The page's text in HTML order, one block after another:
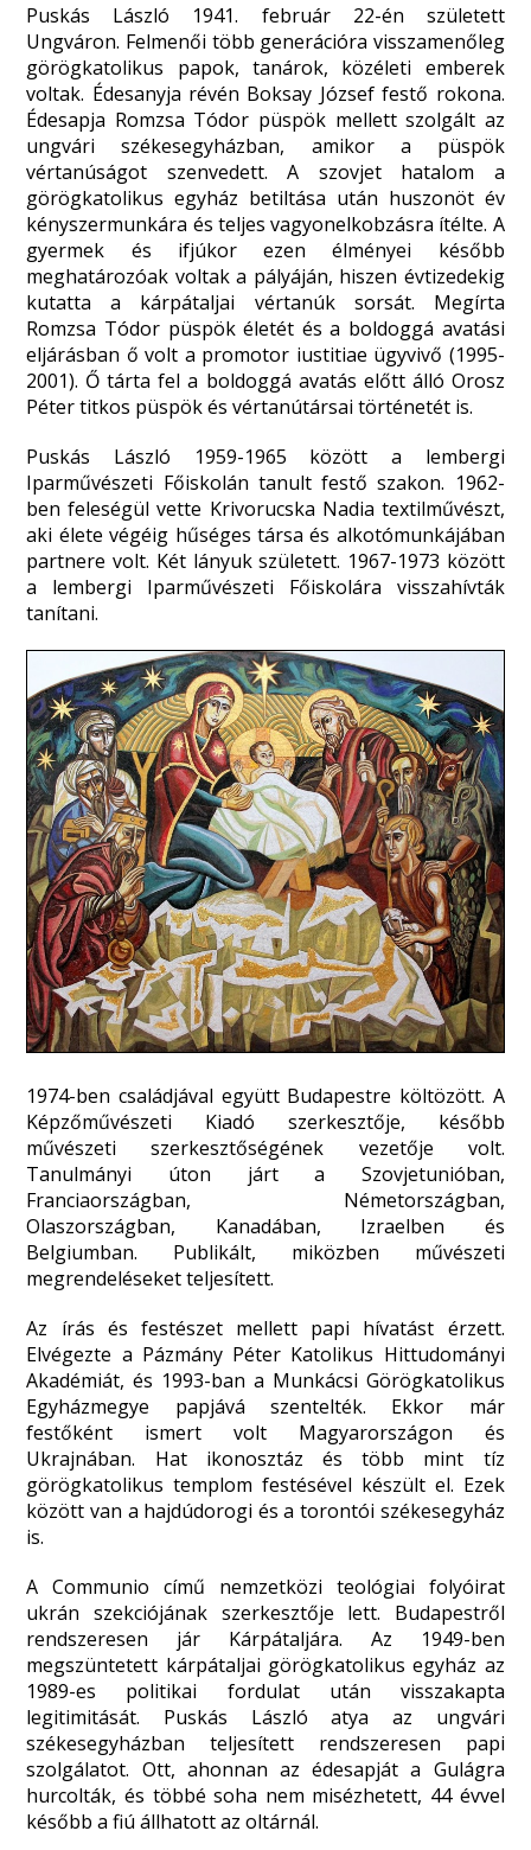
Puskás László 1941. február 22-én született
Ungváron. Felmenői több generációra visszamenőleg
görögkatolikus papok, tanárok, közéleti emberek
voltak. Édesanyja révén Boksay József festő rokona.
Édesapja Romzsa Tódor püspök mellett szolgált az
ungvári székesegyházban, amikor a püspök
vértanúságot szenvedett. A szovjet hatalom a
görögkatolikus egyház betiltása után huszonöt év
kényszermunkára és teljes vagyonelkobzásra ítélte. A
gyermek és ifjúkor ezen élményei később
meghatározóak voltak a pályáján, hiszen évtizedekig
kutatta a kárpátaljai vértanúk sorsát. Megírta
Romzsa Tódor püspök életét és a boldoggá avatási
eljárásban ő volt a promotor iustitiae ügyvivő (1995-
2001). Ő tárta fel a boldoggá avatás előtt álló Orosz
Péter titkos püspök és vértanútársai történetét is.
Puskás László 1959-1965 között a lembergi
Iparművészeti Főiskolán tanult festő szakon. 1962-
ben feleségül vette Krivorucska Nadia textilművészt,
aki élete végéig hűséges társa és alkotómunkájában
partnere volt. Két lányuk született. 1967-1973 között
a lembergi Iparművészeti Főiskolára visszahívták
tanítani.
1974-ben családjával együtt Budapestre költözött. A
Képzőművészeti Kiadó szerkesztője, később
művészeti szerkesztőségének vezetője volt.
Tanulmányi úton járt a Szovjetunióban,
Franciaországban, Németországban,
Olaszországban, Kanadában, Izraelben és
Belgiumban. Publikált, miközben művészeti
megrendeléseket teljesített.
Az írás és festészet mellett papi hívatást érzett.
Elvégezte a Pázmány Péter Katolikus Hittudományi
Akadémiát, és 1993-ban a Munkácsi Görögkatolikus
Egyházmegye papjává szentelték. Ekkor már
festőként ismert volt Magyarországon és
Ukrajnában. Hat ikonosztáz és több mint tíz
görögkatolikus templom festésével készült el. Ezek
között van a hajdúdorogi és a torontói székesegyház
is.
A Communio című nemzetközi teológiai folyóirat
ukrán szekciójának szerkesztője lett. Budapestről
rendszeresen jár Kárpátaljára. Az 1949-ben
megszüntetett kárpátaljai görögkatolikus egyház az
1989-es politikai fordulat után visszakapta
legitimitását. Puskás László atya az ungvári
székesegyházban teljesített rendszeresen papi
szolgálatot. Ott, ahonnan az édesapját a Gulágra
hurcolták, és többé soha nem misézhetett, 44 évvel
később a fiú állhatott az oltárnál.